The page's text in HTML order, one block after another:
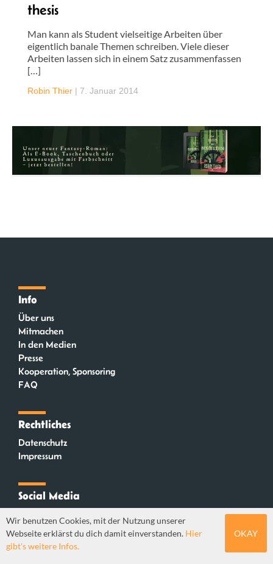
thesis
Man kann als Student vielseitige Arbeiten über
eigentlich banale Themen schreiben. Viele dieser
Arbeiten lassen sich in einem Satz zusammenfassen
[…]
Robin Thier | 7. Januar 2014
Info
Über uns
Mitmachen
In den Medien
Presse
Kooperation, Sponsoring
FAQ
Rechtliches
Datenschutz
Impressum
Social Media
Mastodon
Wir benutzen Cookies, mit der Nutzung unserer
Webseite erklärst du dich damit einverstanden. Hier
gibt's weitere Infos.
OKAY